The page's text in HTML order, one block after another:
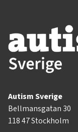
Autism Sverige
Bellmansgatan 30
118 47 Stockholm